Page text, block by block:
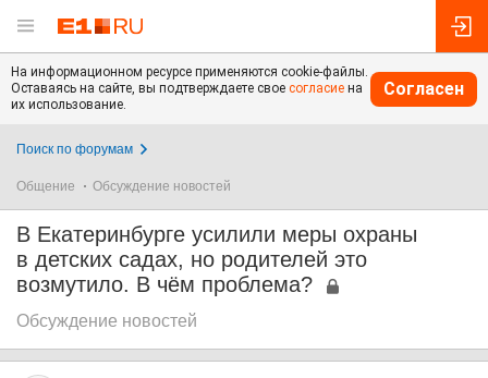
На информационном ресурсе применяются cookie-файлы.
Оставаясь на сайте, вы подтверждаете свое согласие на
их использование.
Согласен
Поиск по форумам
Общение Обсуждение новостей
В Екатеринбурге усилили меры охраны
в детских садах, но родителей это
возмутило. В чём проблема?
Обсуждение новостей